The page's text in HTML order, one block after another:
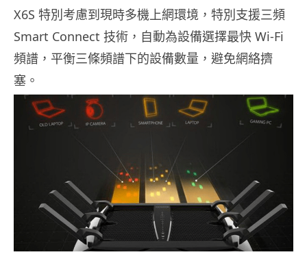
X6S 特別考慮到現時多機上網環境，特別支援三頻
Smart Connect 技術，自動為設備選擇最快 Wi-Fi
頻譜，平衡三條頻譜下的設備數量，避免網絡擠
塞。